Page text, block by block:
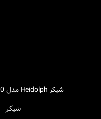
اطلاعات بیشتر
شیکر Heidolph مدل Promax 1020
شیکر